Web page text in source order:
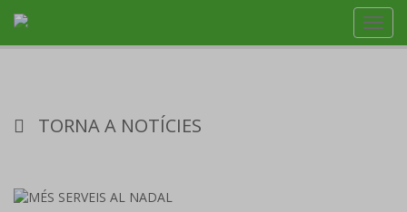
TORNA A NOTÍCIES